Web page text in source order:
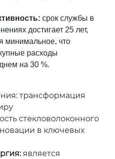
срок службы в
достигает 25 лет,
минимальное, что
расходы
на 30 %.
трансформация
стекловолоконного
в ключевых
является